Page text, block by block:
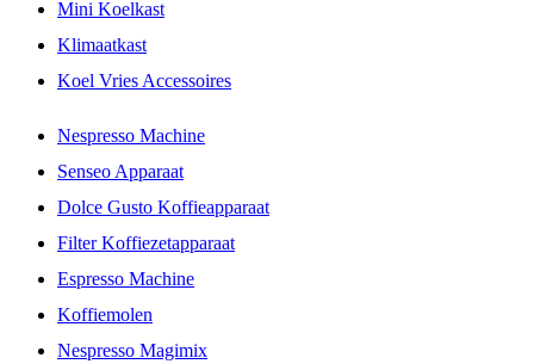
Mini Koelkast
Klimaatkast
Koel Vries Accessoires
Nespresso Machine
Senseo Apparaat
Dolce Gusto Koffieapparaat
Filter Koffiezetapparaat
Espresso Machine
Koffiemolen
Nespresso Magimix